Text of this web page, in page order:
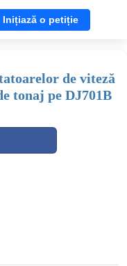
Inițiază o petiție
de viteză
tonaj pe DJ701B